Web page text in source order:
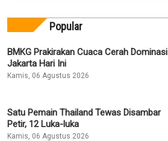
Popular
BMKG Prakirakan Cuaca Cerah Dominasi
Jakarta Hari Ini
Kamis, 06 Agustus 2026
Satu Pemain Thailand Tewas Disambar
Petir, 12 Luka-luka
Kamis, 06 Agustus 2026